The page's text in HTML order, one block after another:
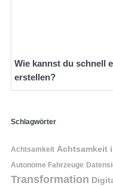
Wie kannst du schnell
erstellen?
Schlagwörter
Achtsamkeit Achtsamkeit
Autonome Fahrzeuge
Transformation